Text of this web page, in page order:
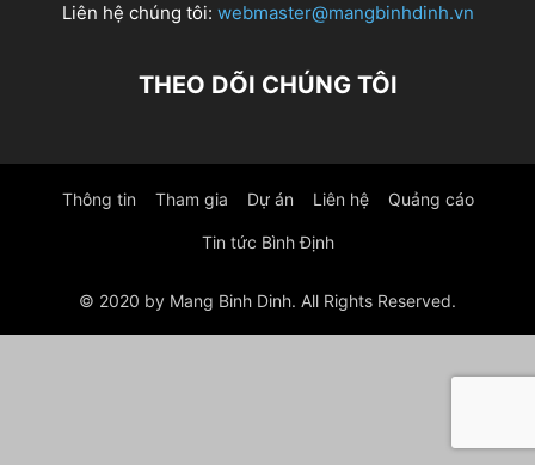
Liên hệ chúng tôi: webmaster@mangbinhdinh.vn
THEO DÕI CHÚNG TÔI
Thông tin Tham gia Dự án Liên hệ Quảng cáo
Tin tức Bình Định
© 2020 by Mang Binh Dinh. All Rights Reserved.